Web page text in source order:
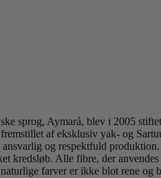
sprog, Aymará, blev i 2005
af eksklusiv yak- og
og respektfuld
kredsløb. Alle fibre, der
farver er ikke blot rene